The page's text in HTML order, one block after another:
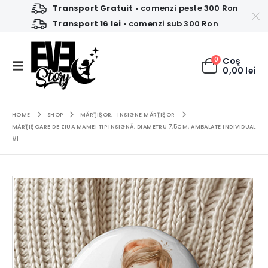
Transport Gratuit • comenzi peste 300 Ron
Transport 16 lei • comenzi sub 300 Ron
0 Coş
0,00 lei
HOME SHOP MĂRŢIŞOR,
INSIGNE MĂRŢIŞOR
MĂRŢIŞOARE DE ZIUA MAMEI TIP INSIGNĂ, DIAMETRU 7,5CM, AMBALATE INDIVIDUAL
#1